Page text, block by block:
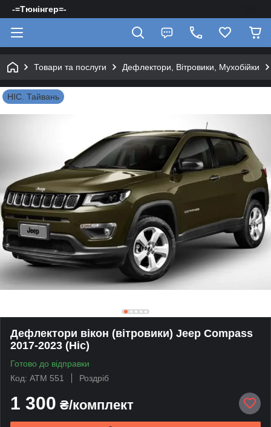
-=Тюнінгер=-
Товари та послуги Дефлектори, Вітровики, Мухобійки
HIC. Тайвань
Дефлектори вікон (вітровики) Jeep Compass
2017-2023 (Hic)
Готово до відправки
Код: ATM 551
Роздріб
1 300 ₴/комплект